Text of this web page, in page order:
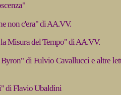
non c'era" di AA.VV.
Misura del Tempo" di AA.VV.
di Fulvio Cavallucci e altre
di Flavio Ubaldini